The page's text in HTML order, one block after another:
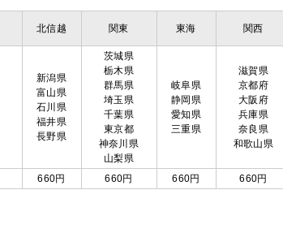
北信越 関東 東海 関西
新潟県
富山県
石川県
福井県
長野県
茨城県
栃木県
群馬県
埼玉県
千葉県
東京都
神奈川県
山梨県
岐阜県
静岡県
愛知県
三重県
滋賀県
京都府
大阪府
兵庫県
奈良県
和歌山県
660円 660円 660円 660円